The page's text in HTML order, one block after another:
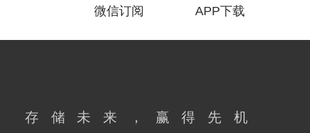
微信订阅 APP下载
存储未来，赢得先机